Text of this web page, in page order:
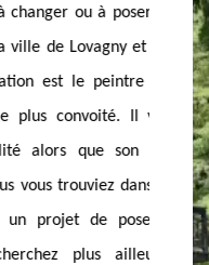
poser une nouvelle
et ses alentours,
d’intérieur le
Il vous offre un
son tarif est très
dans cette ville et
pose de peinture
MASSON
une
de
une
vous